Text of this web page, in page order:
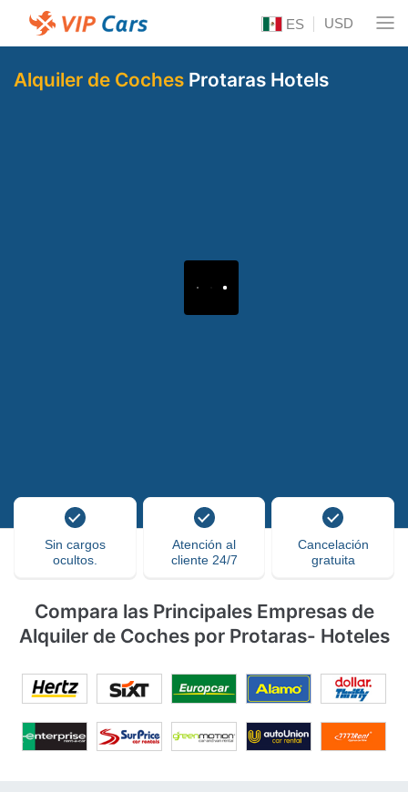
ES USD
Alquiler de Coches Protaras Hotels
Sin cargos
ocultos.
Atención al
cliente 24/7
Cancelación
gratuita
Compara las Principales Empresas de
Alquiler de Coches por Protaras- Hoteles